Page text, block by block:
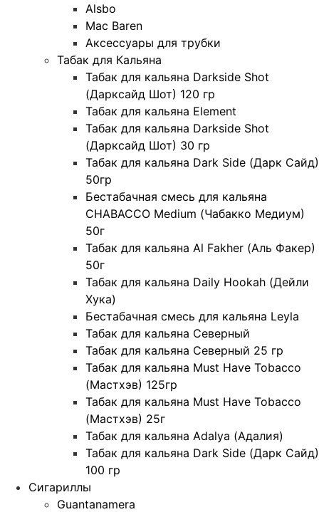
Alsbo
Mac Baren
Аксессуары для трубки
Табак для Кальяна
Табак для кальяна Darkside Shot
(Дарксайд Шот) 120 гр
Табак для кальяна Element
Табак для кальяна Darkside Shot
(Дарксайд Шот) 30 гр
Табак для кальяна Dark Side (Дарк Сайд)
50гр
Бестабачная смесь для кальяна
CHABACCO Medium (Чабакко Медиум)
50г
Табак для кальяна Al Fakher (Аль Факер)
50г
Табак для кальяна Daily Hookah (Дейли
Хука)
Бестабачная смесь для кальяна Leyla
Табак для кальяна Северный
Табак для кальяна Северный 25 гр
Табак для кальяна Must Have Tobacco
(Мастхэв) 125гр
Табак для кальяна Must Have Tobacco
(Мастхэв) 25г
Табак для кальяна Adalya (Адалия)
Табак для кальяна Dark Side (Дарк Сайд)
100 гр
Сигариллы
Guantanamera